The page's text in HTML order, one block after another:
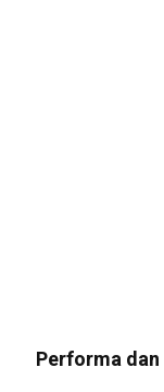
Performa